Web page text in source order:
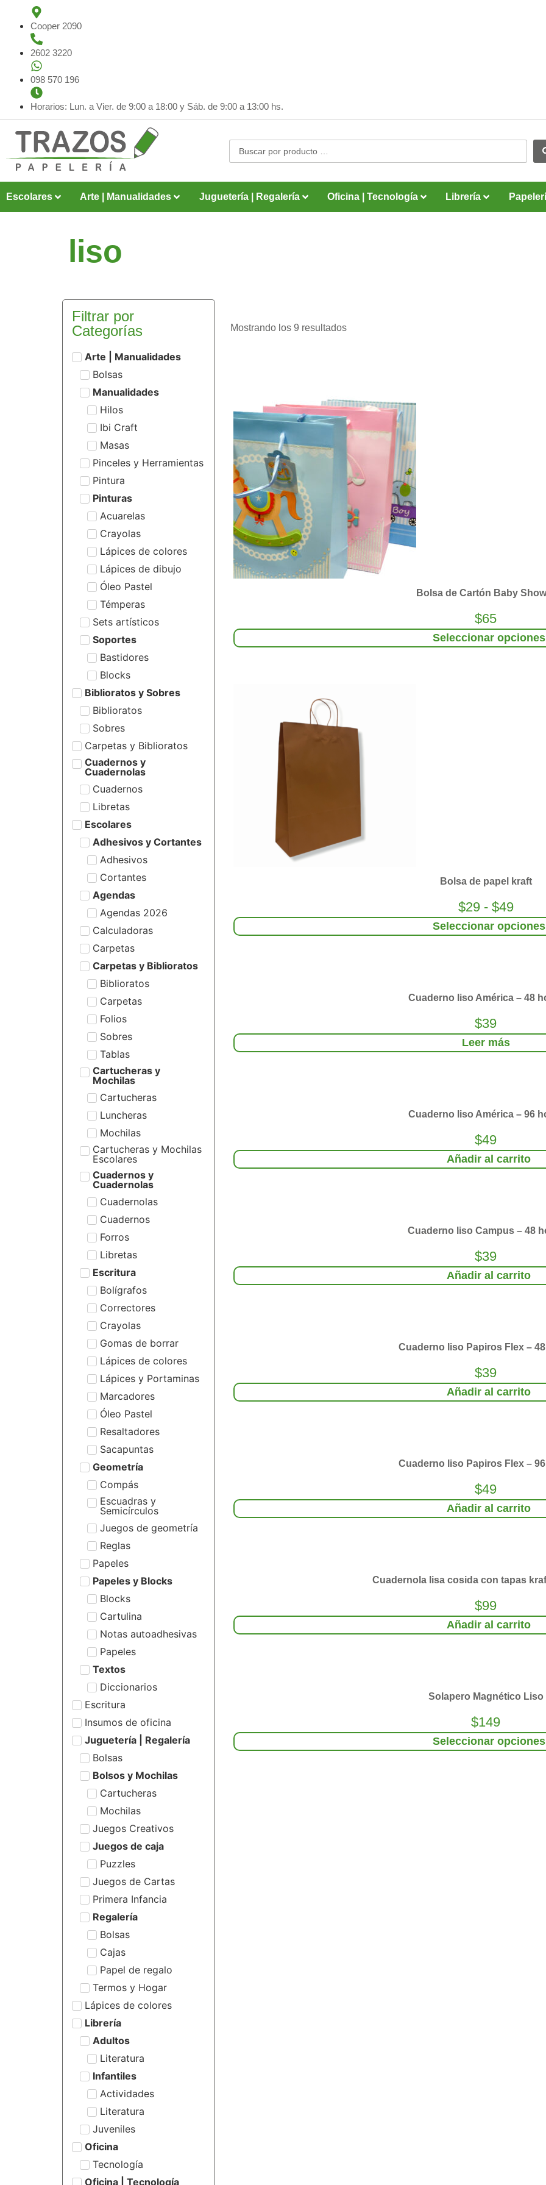
Cooper 2090
2602 3220
098 570 196
Horarios: Lun. a Vier. de 9:00 a 18:00 y Sáb. de 9:00 a 13:00 hs.
Escolares Arte | Manualidades Juguetería | Regalería Oficina | Tecnología Librería
liso
Filtrar por
Categorías
Arte | Manualidades
Bolsas
Manualidades
Hilos
Ibi Craft
Masas
Pinceles y Herramientas
Pintura
Pinturas
Acuarelas
Crayolas
Lápices de colores
Lápices de dibujo
Óleo Pastel
Témperas
Sets artísticos
Soportes
Bastidores
Blocks
Biblioratos y Sobres
Biblioratos
Sobres
Carpetas y Biblioratos
Cuadernos y
Cuadernolas
Cuadernos
Libretas
Escolares
Adhesivos y Cortantes
Adhesivos
Cortantes
Agendas
Agendas 2026
Calculadoras
Carpetas
Carpetas y Biblioratos
Biblioratos
Carpetas
Folios
Sobres
Tablas
Cartucheras y
Mochilas
Cartucheras
Luncheras
Mochilas
Cartucheras y Mochilas
Escolares
Cuadernos y
Cuadernolas
Cuadernolas
Cuadernos
Forros
Libretas
Escritura
Bolígrafos
Correctores
Crayolas
Gomas de borrar
Lápices de colores
Lápices y Portaminas
Marcadores
Óleo Pastel
Resaltadores
Sacapuntas
Geometría
Compás
Escuadras y
Semicírculos
Juegos de geometría
Reglas
Papeles
Papeles y Blocks
Blocks
Cartulina
Notas autoadhesivas
Papeles
Textos
Diccionarios
Escritura
Insumos de oficina
Juguetería | Regalería
Bolsas
Bolsos y Mochilas
Cartucheras
Mochilas
Juegos Creativos
Juegos de caja
Puzzles
Juegos de Cartas
Primera Infancia
Regalería
Bolsas
Cajas
Papel de regalo
Termos y Hogar
Lápices de colores
Librería
Adultos
Literatura
Infantiles
Actividades
Literatura
Juveniles
Oficina
Tecnología
Oficina | Tecnología
Mostrando los 9 resultados
Bolsa de Cartón Baby
$65
Seleccionar opciones
Bolsa de papel kraft
$29 - $49
Seleccionar opciones
Cuaderno liso América – 48
$39
Leer más
Cuaderno liso América – 96
$49
Añadir al carrito
Cuaderno liso Campus – 48
$39
Añadir al carrito
Cuaderno liso Papiros Flex –
$39
Añadir al carrito
Cuaderno liso Papiros Flex –
$49
Añadir al carrito
Cuadernola lisa cosida con tapas
$99
Añadir al carrito
Solapero Magnético Liso
$149
Seleccionar opciones